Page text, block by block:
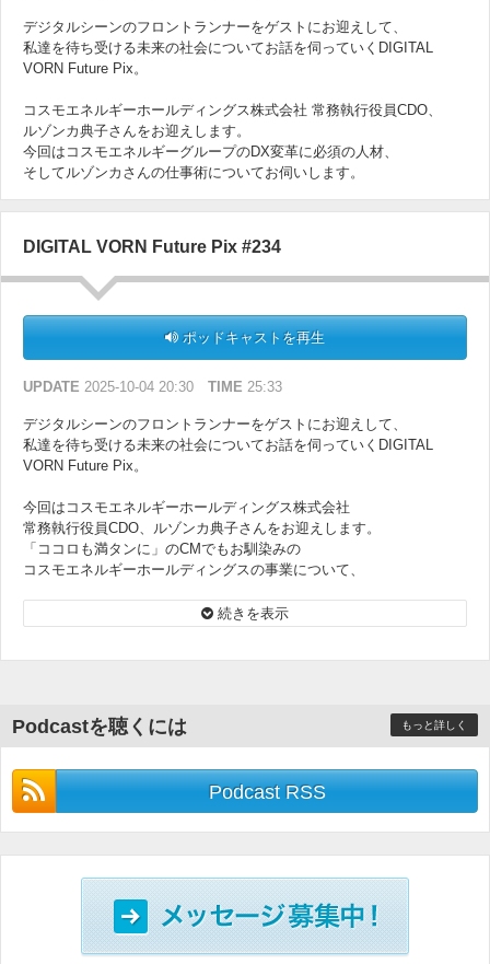
デジタルシーンのフロントランナーをゲストにお迎えして、
私達を待ち受ける未来の社会についてお話を伺っていくDIGITAL
VORN Future Pix。
コスモエネルギーホールディングス株式会社 常務執行役員CDO、
ルゾンカ典子さんをお迎えします。
今回はコスモエネルギーグループのDX変革に必須の人材、
そしてルゾンカさんの仕事術についてお伺いします。
DIGITAL VORN Future Pix #234
ポッドキャストを再生
UPDATE 2025-10-04 20:30 TIME 25:33
デジタルシーンのフロントランナーをゲストにお迎えして、
私達を待ち受ける未来の社会についてお話を伺っていくDIGITAL
VORN Future Pix。
今回はコスモエネルギーホールディングス株式会社
常務執行役員CDO、ルゾンカ典子さんをお迎えします。
「ココロも満タンに」のCMでもお馴染みの
コスモエネルギーホールディングスの事業について、
続きを表示
Podcastを聴くには もっと詳しく
Podcast RSS